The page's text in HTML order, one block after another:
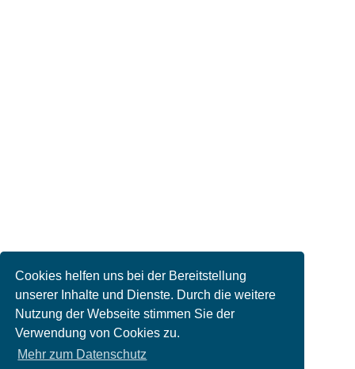
Cookies helfen uns bei der Bereitstellung
unserer Inhalte und Dienste. Durch die weitere
Nutzung der Webseite stimmen Sie der
Verwendung von Cookies zu.
Mehr zum Datenschutz